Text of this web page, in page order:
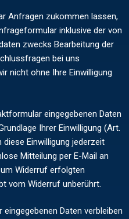
Anfragen zukommen lassen,
inklusive der von
zwecks Bearbeitung der
bei uns
nicht ohne Ihre Einwilligung
eingegebenen Daten
Ihrer Einwilligung (Art.
diese Einwilligung jederzeit
Mitteilung per E-Mail an
Widerruf erfolgten
vom Widerruf unberührt.
Daten verbleiben